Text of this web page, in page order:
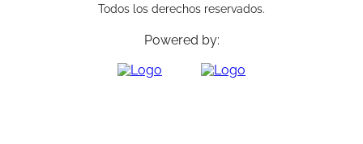
Todos los derechos reservados.
Powered by: